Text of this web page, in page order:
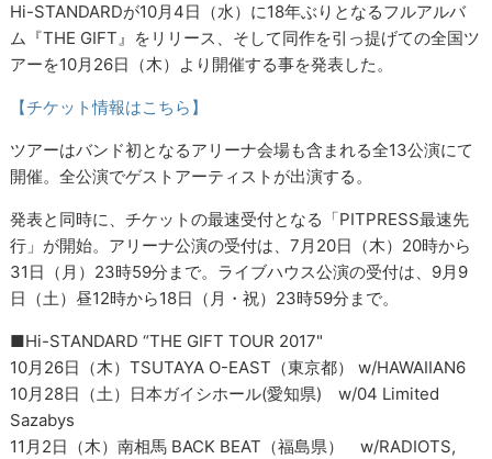
Hi-STANDARDが10月4日（水）に18年ぶりとなるフルアルバ
ム『THE GIFT』をリリース、そして同作を引っ提げての全国ツ
アーを10月26日（木）より開催する事を発表した。
【チケット情報はこちら】
ツアーはバンド初となるアリーナ会場も含まれる全13公演にて
開催。全公演でゲストアーティストが出演する。
発表と同時に、チケットの最速受付となる「PITPRESS最速先
行」が開始。アリーナ公演の受付は、7月20日（木）20時から
31日（月）23時59分まで。ライブハウス公演の受付は、9月9
日（土）昼12時から18日（月・祝）23時59分まで。
■Hi-STANDARD “THE GIFT TOUR 2017"
10月26日（木）TSUTAYA O-EAST（東京都） w/HAWAIIAN6
10月28日（土）日本ガイシホール(愛知県) w/04 Limited
Sazabys
11月2日（木）南相馬 BACK BEAT（福島県） w/RADIOTS,